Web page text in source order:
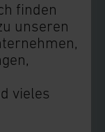
finden
unseren
vieles